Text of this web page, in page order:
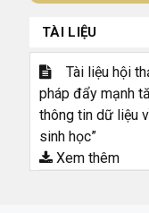
TÀI LIỆU
Tài liệu hội
pháp đẩy mạnh
thông tin dữ liệu
sinh học”
Xem thêm